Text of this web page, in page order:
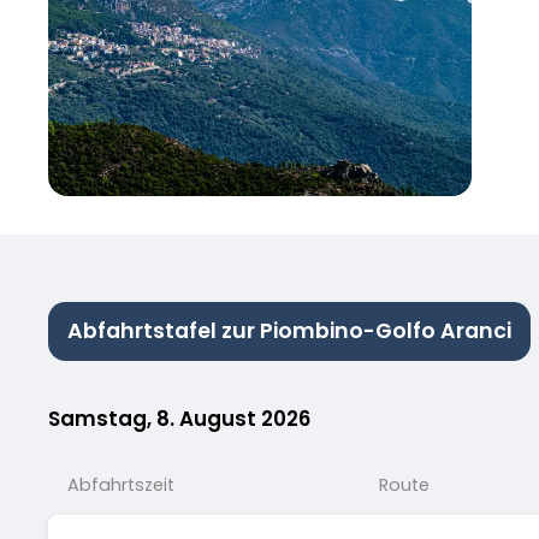
Abfahrtstafel zur Piombino-Golfo Aranci
Samstag, 8. August 2026
Abfahrtszeit Route